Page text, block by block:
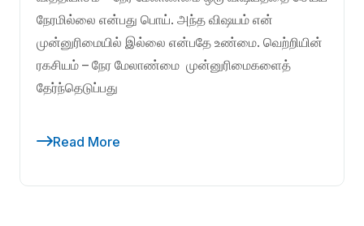
நேரமில்லை என்பது பொய். அந்த விஷயம் என்
முன்னுரிமையில் இல்லை என்பதே உண்மை. வெற்றியின்
ரகசியம் – நேர மேலாண்மை முன்னுரிமைகளைத்
தேர்ந்தெடுப்பது
Read More